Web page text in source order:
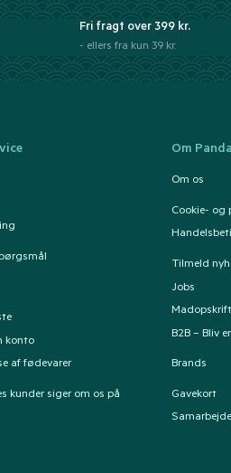
Fri fragt over 399 kr.
- ellers fra kun 39 kr.
konto
af fødevarer
kunder siger om os på
Om
Om os
Cookie- og
Tilmeld
Jobs
B2B – Bliv
Brands
Gavekort